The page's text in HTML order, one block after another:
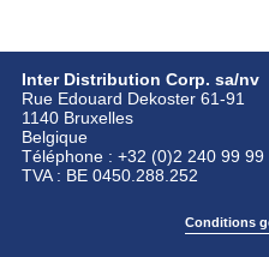
Inter Distribution Corp. sa/nv
Rue Edouard Dekoster 61-91
1140 Bruxelles
Belgique
Téléphone : +32 (0)2 240 99 99
TVA : BE 0450.288.252
Conditions